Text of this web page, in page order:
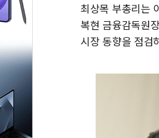
최상목 부총리는
복현 금융감독원
시장 동향을 점검